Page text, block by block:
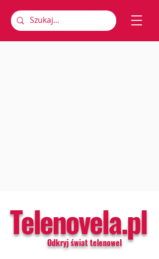
Telenovela.pl
Odkryj świat telenowel